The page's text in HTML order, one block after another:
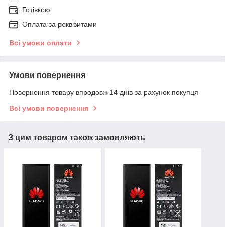
Готівкою
Оплата за реквізитами
Всі умови оплати
Умови повернення
Повернення товару впродовж 14 днів за рахунок покупця
Всі умови повернення
З цим товаром також замовляють